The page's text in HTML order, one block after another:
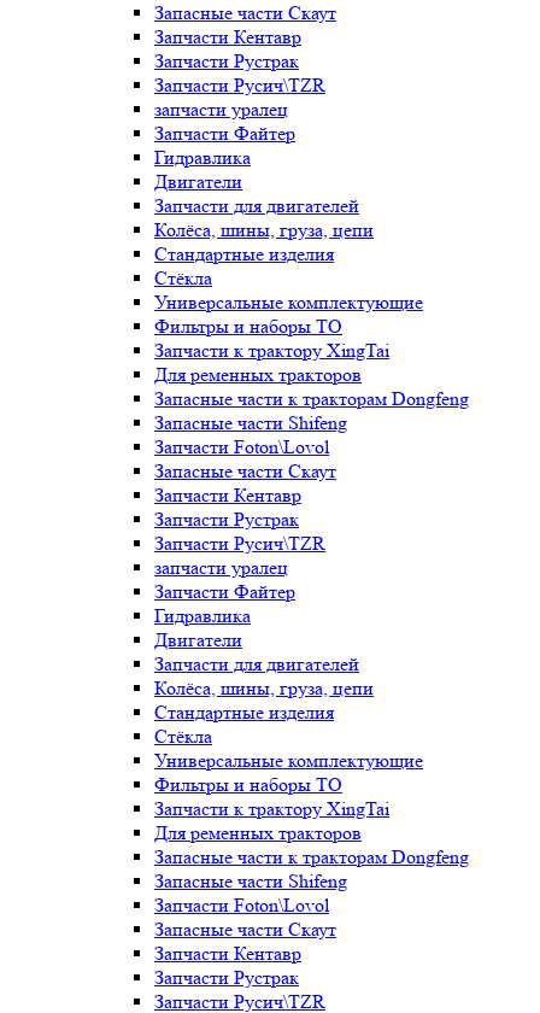
Запасные части Скаут
Запчасти Кентавр
Запчасти Рустрак
Запчасти Русич\TZR
запчасти уралец
Запчасти Файтер
Гидравлика
Двигатели
Запчасти для двигателей
Колёса, шины, груза, цепи
Стандартные изделия
Стёкла
Универсальные комплектующие
Фильтры и наборы ТО
Запчасти к трактору XingTai
Для ременных тракторов
Запасные части к тракторам Dongfeng
Запасные части Shifeng
Запчасти Foton\Lovol
Запасные части Скаут
Запчасти Кентавр
Запчасти Рустрак
Запчасти Русич\TZR
запчасти уралец
Запчасти Файтер
Гидравлика
Двигатели
Запчасти для двигателей
Колёса, шины, груза, цепи
Стандартные изделия
Стёкла
Универсальные комплектующие
Фильтры и наборы ТО
Запчасти к трактору XingTai
Для ременных тракторов
Запасные части к тракторам Dongfeng
Запасные части Shifeng
Запчасти Foton\Lovol
Запасные части Скаут
Запчасти Кентавр
Запчасти Рустрак
Запчасти Русич\TZR